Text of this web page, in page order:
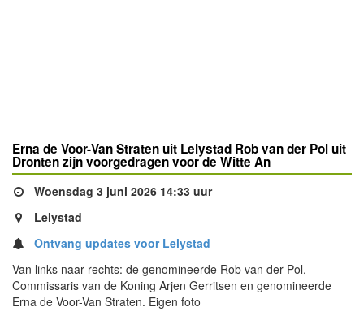
Erna de Voor-Van Straten uit Lelystad Rob van der Pol uit
Dronten zijn voorgedragen voor de Witte An
Woensdag 3 juni 2026 14:33 uur
Lelystad
Ontvang updates voor Lelystad
Van links naar rechts: de genomineerde Rob van der Pol,
Commissaris van de Koning Arjen Gerritsen en genomineerde
Erna de Voor-Van Straten. Eigen foto